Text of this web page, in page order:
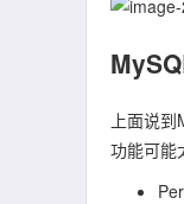
上面说
功能可能